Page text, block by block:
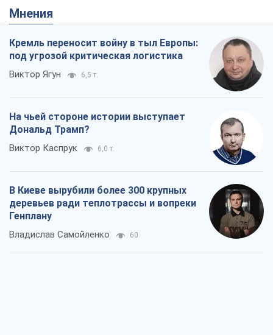
Мнения
Кремль переносит войну в тыл Европы:
под угрозой критическая логистика
Виктор Ягун 6,5 т.
На чьей стороне истории выступает
Дональд Трамп?
Виктор Каспрук 6,0 т.
В Киеве вырубили более 300 крупных
деревьев ради теплотрассы и вопреки
Генплану
Владислав Самойленко 60